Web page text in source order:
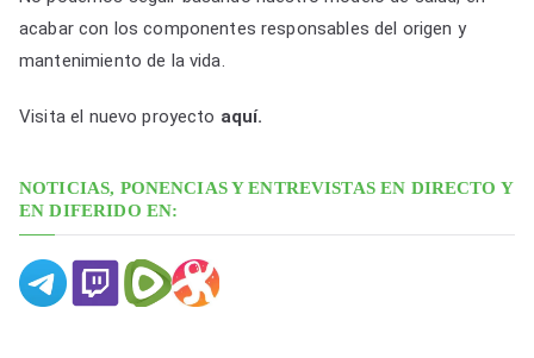
p
o
f
c
h
y
acabar con los componentes responsables del origen y
mantenimiento de la vida.
Visita el nuevo proyecto aquí.
NOTICIAS, PONENCIAS Y ENTREVISTAS EN DIRECTO Y
EN DIFERIDO EN: